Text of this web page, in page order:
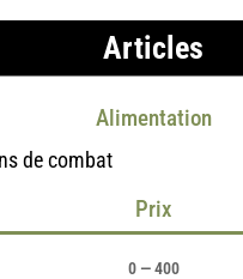
Articles
Alimentation
de combat
Prix
0—400